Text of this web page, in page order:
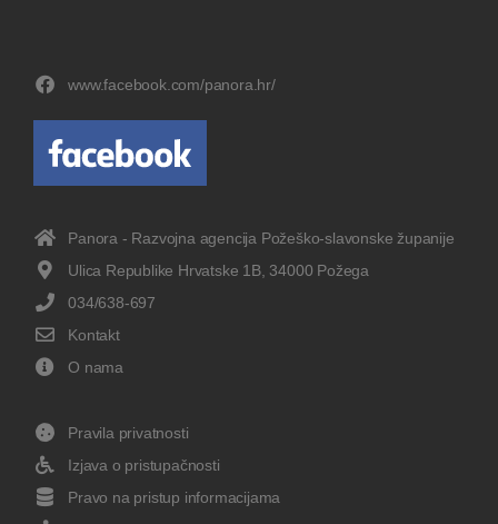
www.facebook.com/panora.hr/
Panora - Razvojna agencija Požeško-slavonske županije
Ulica Republike Hrvatske 1B, 34000 Požega
034/638-697
Kontakt
O nama
Pravila privatnosti
Izjava o pristupačnosti
Pravo na pristup informacijama